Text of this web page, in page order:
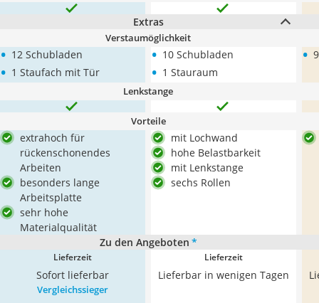
Extras
Verstaumöglichkeit
• 12 Schubladen
• 1 Staufach mit Tür
• 10 Schubladen
• 1 Stauraum
•
Lenkstange
Vorteile
extrahoch für
rückenschonendes
Arbeiten
besonders lange
Arbeitsplatte
sehr hohe
Materialqualität
mit Lochwand
hohe Belastbarkeit
mit Lenkstange
sechs Rollen
Zu den Angeboten *
Lieferzeit
Sofort lieferbar
Lieferzeit
Lieferbar in wenigen Tagen
Vergleichssieger